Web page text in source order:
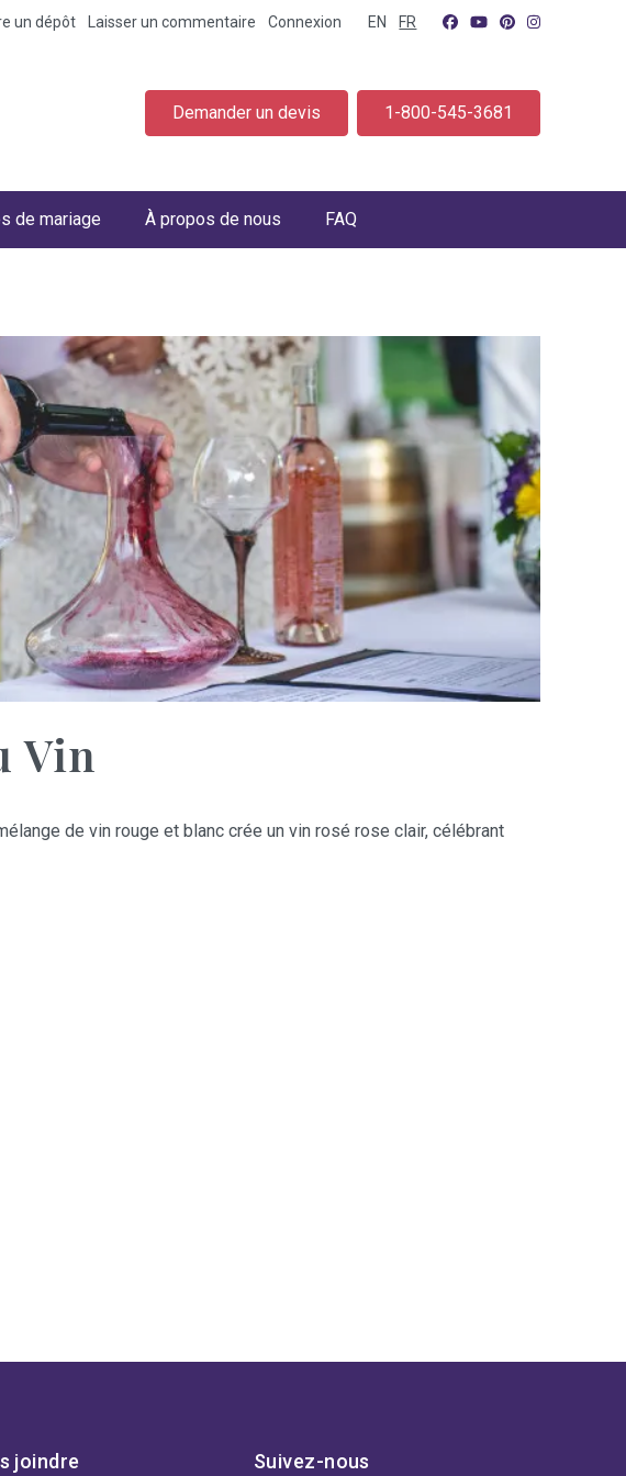
un dépôt Laisser un commentaire Connexion EN FR
Demander un devis 1-800-545-3681
de mariage À propos de nous FAQ
Vin
de vin rouge et blanc crée un vin rosé rose clair, célébrant
joindre Suivez-nous